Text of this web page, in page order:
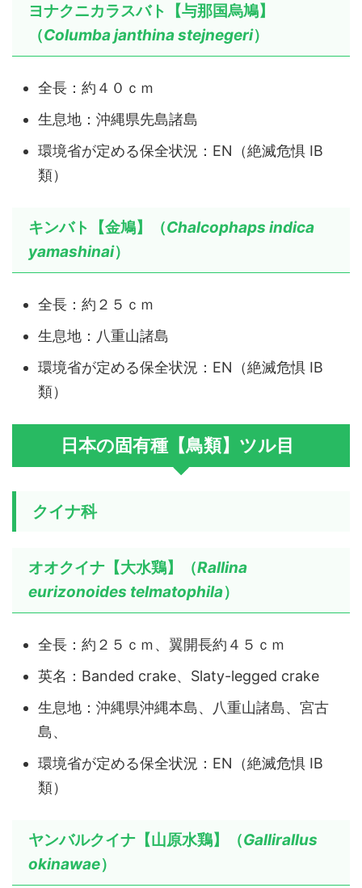
ヨナクニカラスバト【与那国烏鳩】
（Columba janthinastejnegeri）
全長：約４０ｃｍ
生息地：沖縄県先島諸島
環境省が定める保全状況：EN（絶滅危惧 ⅠB
類）
キンバト【金鳩】（Chalcophaps indica
yamashinai）
全長：約２５ｃｍ
生息地：八重山諸島
環境省が定める保全状況：EN（絶滅危惧 ⅠB
類）
日本の固有種【鳥類】ツル目
クイナ科
オオクイナ【大水鶏】（Rallina
eurizonoides telmatophila）
全長：約２５ｃｍ、翼開長約４５ｃｍ
英名：Banded crake、Slaty-legged crake
生息地：沖縄県沖縄本島、八重山諸島、宮古
島、
環境省が定める保全状況：EN（絶滅危惧 ⅠB
類）
ヤンバルクイナ【山原水鶏】（Gallirallus
okinawae）